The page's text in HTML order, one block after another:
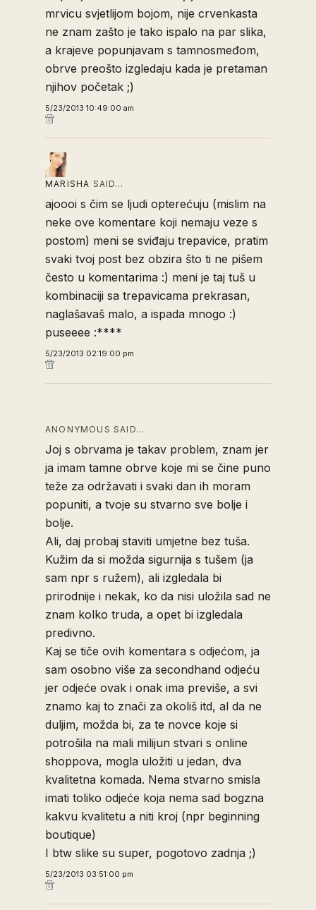
mrvicu svjetlijom bojom, nije crvenkasta
ne znam zašto je tako ispalo na par slika,
a krajeve popunjavam s tamnosmeđom,
obrve preošto izgledaju kada je pretaman
njihov početak ;)
5/23/2013 10:49:00 am
MARISHA SAID…
ajoooi s čim se ljudi opterećuju (mislim na
neke ove komentare koji nemaju veze s
postom) meni se sviđaju trepavice, pratim
svaki tvoj post bez obzira što ti ne pišem
često u komentarima :) meni je taj tuš u
kombinaciji sa trepavicama prekrasan,
naglašavaš malo, a ispada mnogo :)
puseeee :****
5/23/2013 02:19:00 pm
ANONYMOUS SAID…
Joj s obrvama je takav problem, znam jer
ja imam tamne obrve koje mi se čine puno
teže za održavati i svaki dan ih moram
popuniti, a tvoje su stvarno sve bolje i
bolje.
Ali, daj probaj staviti umjetne bez tuša.
Kužim da si možda sigurnija s tušem (ja
sam npr s ružem), ali izgledala bi
prirodnije i nekak, ko da nisi uložila sad ne
znam kolko truda, a opet bi izgledala
predivno.
Kaj se tiče ovih komentara s odjećom, ja
sam osobno više za secondhand odjeću
jer odjeće ovak i onak ima previše, a svi
znamo kaj to znači za okoliš itd, al da ne
duljim, možda bi, za te novce koje si
potrošila na mali milijun stvari s online
shoppova, mogla uložiti u jedan, dva
kvalitetna komada. Nema stvarno smisla
imati toliko odjeće koja nema sad bogzna
kakvu kvalitetu a niti kroj (npr beginning
boutique)
I btw slike su super, pogotovo zadnja ;)
5/23/2013 03:51:00 pm